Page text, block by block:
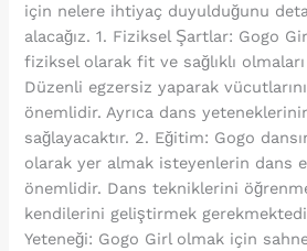
için nelere ihtiyaç duyulduğunu
alacağız. 1. Fiziksel Şartlar: Gogo
fiziksel olarak fit ve sağlıklı
Düzenli egzersiz yaparak
önemlidir. Ayrıca dans
sağlayacaktır. 2. Eğitim: Gogo
olarak yer almak isteyenlerin dans
önemlidir. Dans tekniklerini
kendilerini geliştirmek
Yeteneği: Gogo Girl olmak için